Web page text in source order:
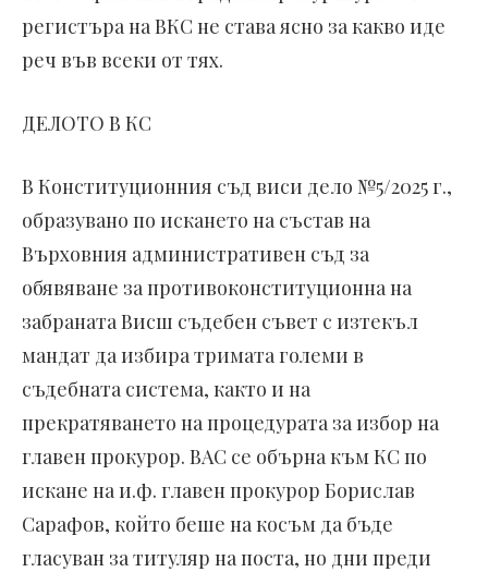
регистъра на ВКС не става ясно за какво иде
реч във всеки от тях.
ДЕЛОТО В КС
В Конституционния съд виси дело №5/2025 г.,
образувано по искането на състав на
Върховния административен съд за
обявяване за противоконституционна на
забраната Висш съдебен съвет с изтекъл
мандат да избира тримата големи в
съдебната система, както и на
прекратяването на процедурата за избор на
главен прокурор. ВАС се обърна към КС по
искане на и.ф. главен прокурор Борислав
Сарафов, който беше на косъм да бъде
гласуван за титуляр на поста, но дни преди